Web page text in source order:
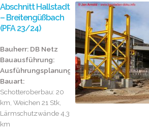
Abschnitt Hallstadt
– Breitengüßbach
(PFA 23/24)
Bauherr: DB Netz
Bauausführung:
Ausführungsplanung:
Bauart:
Schotteroberbau: 20
km, Weichen 21 Stk,
Lärmschutzwände 4,3
km